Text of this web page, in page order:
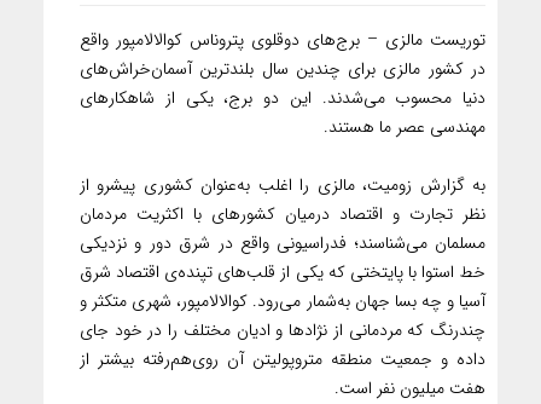
توریست مالزی – برج‌های دوقلوی پتروناس کوالالامپور واقع
در کشور مالزی برای چندین سال بلندترین آسمان‌خراش‌های
دنیا محسوب می‌شدند. این دو برج، یکی از شاهکارهای
مهندسی عصر ما هستند.
به گزارش زومیت، مالزی را اغلب به‌عنوان کشوری پیشرو از
نظر تجارت و اقتصاد درمیان کشورهای با اکثریت مردمان
مسلمان می‌شناسند؛ فدراسیونی واقع در شرق دور و نزدیکی
خط استوا با پایتختی که یکی از قلب‌های تپنده‌ی اقتصاد شرق
آسیا و چه بسا جهان به‌شمار می‌رود. کوالالامپور، شهری متکثر و
چندرنگ که مردمانی از نژاد‌ها و ادیان مختلف را در خود جای
داده و جمعیت منطقه متروپولیتن آن روی‌هم‌رفته بیشتر از
هفت میلیون نفر است.